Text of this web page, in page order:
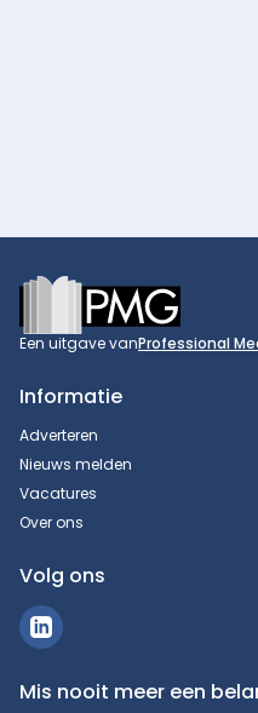
Footer
Een uitgave vanProfessional
Informatie
Adverteren
Nieuws melden
Vacatures
Over ons
Volg ons
Mis nooit meer een